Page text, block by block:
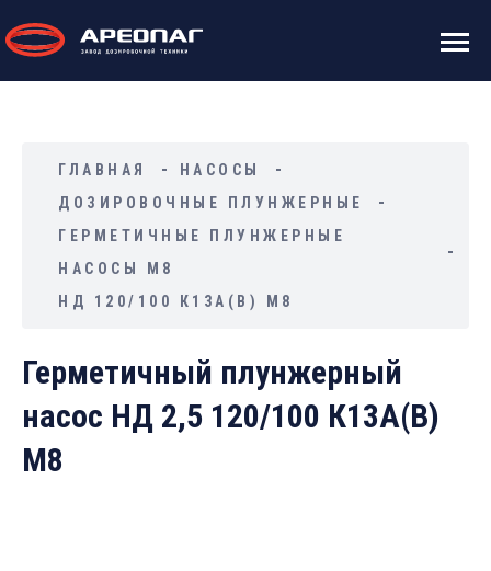
ГЛАВНАЯ
НАСОСЫ
ДОЗИРОВОЧНЫЕ ПЛУНЖЕРНЫЕ
ГЕРМЕТИЧНЫЕ ПЛУНЖЕРНЫЕ
НАСОСЫ М8
НД 120/100 К13А(В) М8
Герметичный плунжерный
насос НД 2,5 120/100 К13А(В)
М8